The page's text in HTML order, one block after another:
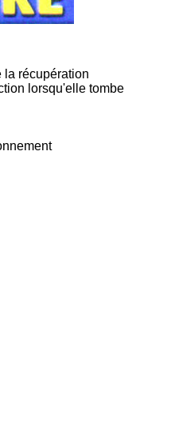
la récupération
lorsqu'elle tombe